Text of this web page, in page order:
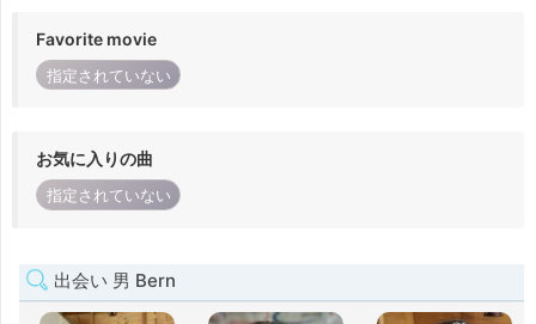
Favorite movie
指定されていない
お気に入りの曲
指定されていない
出会い 男 Bern